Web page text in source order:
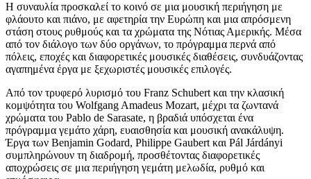
Η συναυλία προσκαλεί το κοινό σε μια μουσική περιήγηση με
φλάουτο και πιάνο, με αφετηρία την Ευρώπη και μια απρόσμενη
στάση στους ρυθμούς και τα χρώματα της Νότιας Αμερικής. Μέσα
από τον διάλογο των δύο οργάνων, το πρόγραμμα περνά από
πόλεις, εποχές και διαφορετικές μουσικές διαθέσεις, συνδυάζοντας
αγαπημένα έργα με ξεχωριστές μουσικές επιλογές.
Από τον τρυφερό λυρισμό του Franz Schubert και την κλασική
κομψότητα του Wolfgang Amadeus Mozart, μέχρι τα ζωντανά
χρώματα του Pablo de Sarasate, η βραδιά υπόσχεται ένα
πρόγραμμα γεμάτο χάρη, ευαισθησία και μουσική ανακάλυψη.
Έργα των Benjamin Godard, Philippe Gaubert και Pál Járdányi
συμπληρώνουν τη διαδρομή, προσθέτοντας διαφορετικές
αποχρώσεις σε μια περιήγηση γεμάτη μελωδία, ρυθμό και